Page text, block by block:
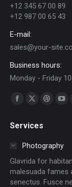
+12 345 67 00 89
+12 987 00 65 43
E-mail:
sales@your-
Business hours:
Monday - Friday
Find us on:
Facebook
opens
window
X
opens
in
window
Dribbble
in
window
in
Services
Photography
Glavrida for
malesuada fames
senectus. Fusce